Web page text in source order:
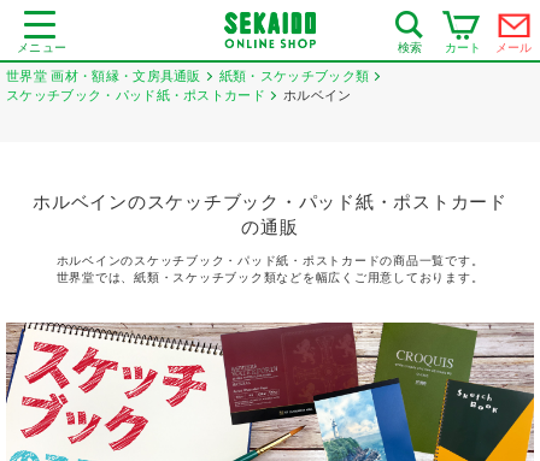
メニュー 検索 カート メール
世界堂 画材・額縁・文房具通販
紙類・スケッチブック類
スケッチブック・パッド紙・ポストカード
ホルベイン
ホルベインのスケッチブック・パッド紙・ポストカード
の通販
ホルベインのスケッチブック・パッド紙・ポストカードの商品一覧です。
世界堂では、紙類・スケッチブック類などを幅広くご用意しております。